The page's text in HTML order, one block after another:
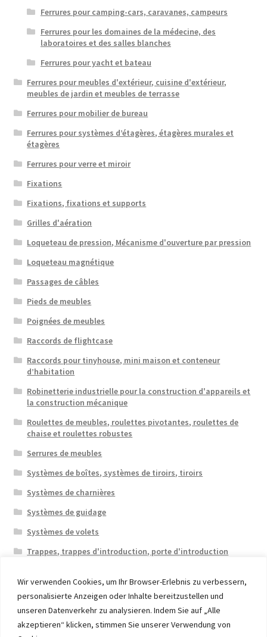
Wir verwenden Cookies, um Ihr Browser-Erlebnis zu verbessern,
personalisierte Anzeigen oder Inhalte bereitzustellen und
unseren Datenverkehr zu analysieren. Indem Sie auf „Alle
akzeptieren“ klicken, stimmen Sie unserer Verwendung von
Ferrures pour camping-cars, caravanes, campeurs
Ferrures pour les domaines de la médecine, des
laboratoires et des salles blanches
Ferrures pour yacht et bateau
Ferrures pour meubles d'extérieur, cuisine d'extérieur,
meubles de jardin et meubles de terrasse
Ferrures pour mobilier de bureau
Ferrures pour systèmes d’étagères, étagères murales et
étagères
Ferrures pour verre et miroir
Fixations
Fixations, fixations et supports
Grilles d'aération
Loqueteau de pression, Mécanisme d'ouverture par pression
Loqueteau magnétique
Passages de câbles
Pieds de meubles
Poignées de meubles
Raccords de flightcase
Raccords pour tinyhouse, mini maison et conteneur
d’habitation
Robinetterie industrielle pour la construction d'appareils et
la construction mécanique
Roulettes de meubles, roulettes pivotantes, roulettes de
chaise et roulettes robustes
Serrures de meubles
Systèmes de boîtes, systèmes de tiroirs, tiroirs
Systèmes de charnières
Systèmes de guidage
Systèmes de volets
Trappes, trappes d'introduction, porte d'introduction